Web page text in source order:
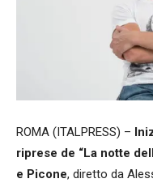
ROMA (ITALPRESS) –
riprese de “La notte
e Picone, diretto da